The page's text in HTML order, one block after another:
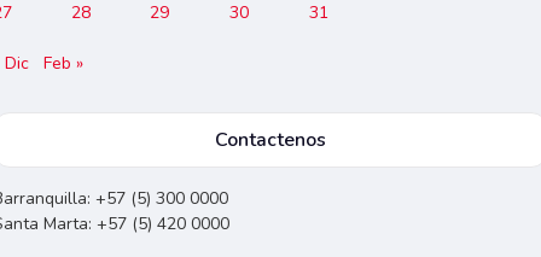
28 29 30 31
Dic Feb »
Contactenos
+57 (5) 300 0000
Marta: +57 (5) 420 0000